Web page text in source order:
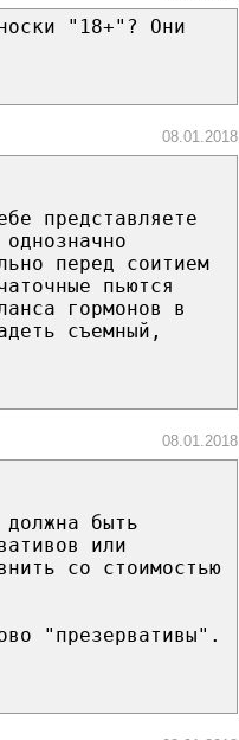
"18+"? Они
08.01.2018
представляете
перед соитием
пьются
гормонов в
съемный,
08.01.2018
быть
или
со стоимостью
"презервативы".